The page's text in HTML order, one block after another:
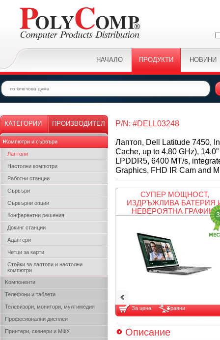
НАЧАЛО ПРОДУКТИ НОВИНИ
КАТЕГОРИИ ПРОИЗВОДИТЕЛ
Компютри и сървъри
Лаптопи
Настолни компютри
Работни станции
Сървъри
Сървърни опции
Конферентни решения
Докинг станции
Адаптери
Четци за карти
Стойки за лаптопи и настолни
компютри
Kомпоненти
Телефони и таблети
Телевизори, монитори, мултимедия
Професионални дисплеи
Принтери, скенери и МФУ
P/N: #DELL03248
Лаптоп, Dell Latitude 7450,
Cache, up to 4.80 GHz),
LPDDR5, 6400 MT/s,
Graphics, FHD IR Cam and
СУПЕР МОЩНОСТ,
ИЗДРЪЖЛИВА БАТЕРИЯ
НЕВЕРОЯТНА ГРАФИКА
За цена Сравни
Описание